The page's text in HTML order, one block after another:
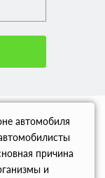
автомобиля
причина
и